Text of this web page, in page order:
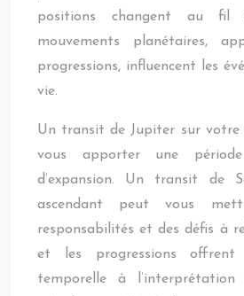
positions changent au fil
mouvements planétaires,
progressions, influencent les
vie.
Un transit de Jupiter sur votre
vous apporter une
d’expansion. Un transit de
ascendant peut vous
responsabilités et des défis à
et les progressions offrent
temporelle à